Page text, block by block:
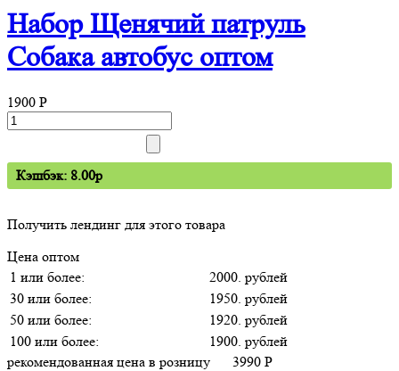
Набор Щенячий патруль
Собака автобус оптом
1900 P
Кэшбэк: 8.00p
Получить лендинг для этого товара
Цена оптом
1 или более:
2000. рублей
30 или более:
1950. рублей
50 или более:
1920. рублей
100 или более:
1900. рублей
рекомендованная цена в розницу
3990 P